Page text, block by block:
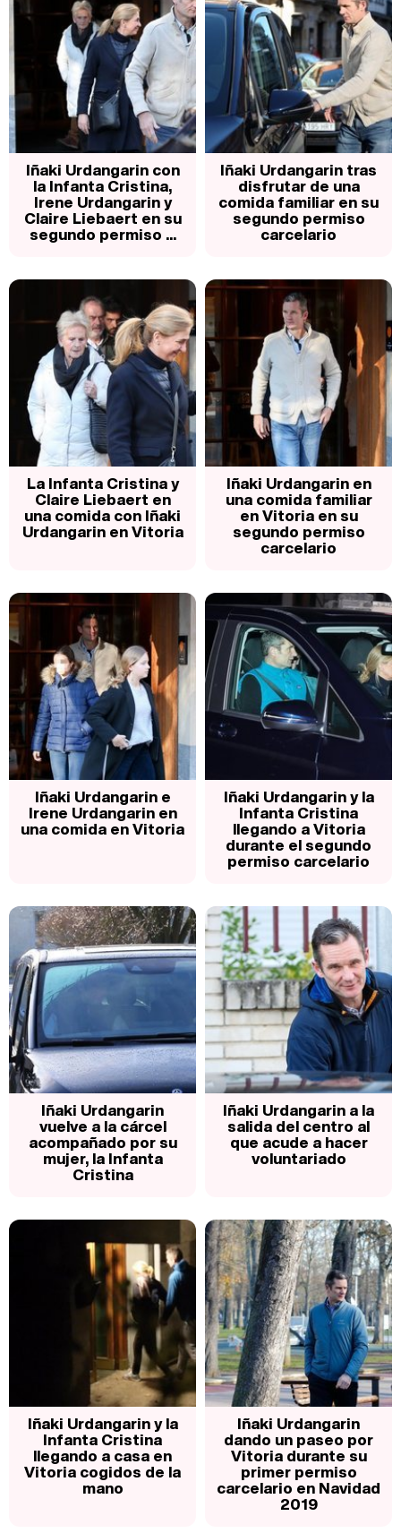
Iñaki Urdangarin con
la Infanta Cristina,
Irene Urdangarin y
Claire Liebaert en su
segundo permiso ...
Iñaki Urdangarin tras
disfrutar de una
comida familiar en su
segundo permiso
carcelario
La Infanta Cristina y
Claire Liebaert en
una comida con Iñaki
Urdangarin en Vitoria
Iñaki Urdangarin en
una comida familiar
en Vitoria en su
segundo permiso
carcelario
Iñaki Urdangarin e
Irene Urdangarin en
una comida en Vitoria
Iñaki Urdangarin y la
Infanta Cristina
llegando a Vitoria
durante el segundo
permiso carcelario
Iñaki Urdangarin
vuelve a la cárcel
acompañado por su
mujer, la Infanta
Cristina
Iñaki Urdangarin a la
salida del centro al
que acude a hacer
voluntariado
Iñaki Urdangarin y la
Infanta Cristina
llegando a casa en
Vitoria cogidos de la
mano
Iñaki Urdangarin
dando un paseo por
Vitoria durante su
primer permiso
carcelario en Navidad
2019